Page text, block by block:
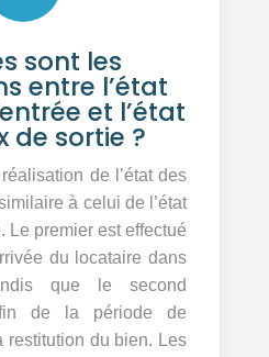
sont les
entre l’état
et l’état
de sortie ?
de l’état des
à celui de l’état
Le premier est effectué
du locataire dans
que le second
de la période de
restitution du bien. Les